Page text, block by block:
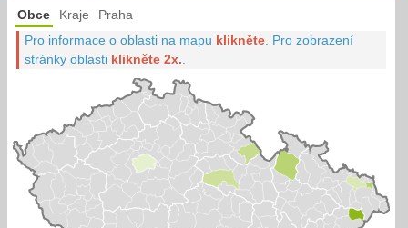
Obce Kraje Praha
Pro informace o oblasti na mapu klikněte Pro zobrazení
stránky oblasti klikněte 2x.